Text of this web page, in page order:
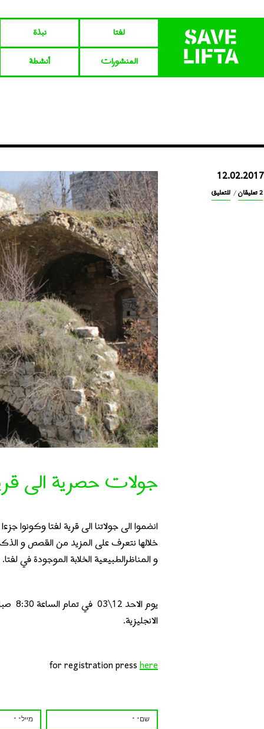
لفتا‎‎
نبذة
المنشورات
أنشطة
جولات حصرية الى
انضموا الى جولاتنا الى قرية لفتا
خلالها نتعرف على المزيد من القصص و
و المناظرالطبيعية الخلابة الموجودة في لفتا.
الانجليزية.
for registration presshere
12.02.2017
2 تعليقان / للتعليق